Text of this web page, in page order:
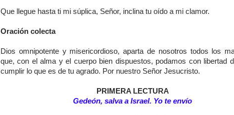
Que llegue hasta ti mi súplica, Señor, inclina tu oído a mi clamor.
Oración colecta
Dios omnipotente y misericordioso, aparta de nosotros todos los
que, con el alma y el cuerpo bien dispuestos, podamos con libertad
cumplir lo que es de tu agrado. Por nuestro Señor Jesucristo.
PRIMERA LECTURA
Gedeón, salva a Israel. Yo te envío